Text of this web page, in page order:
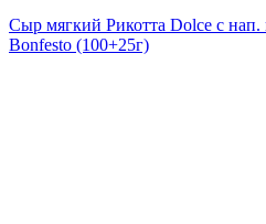
Сыр мягкий Рикотта Dolce с
Bonfesto (100+25г)